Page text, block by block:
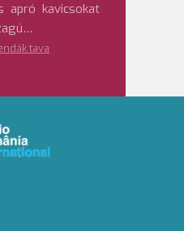
apró kavicsokat
tava